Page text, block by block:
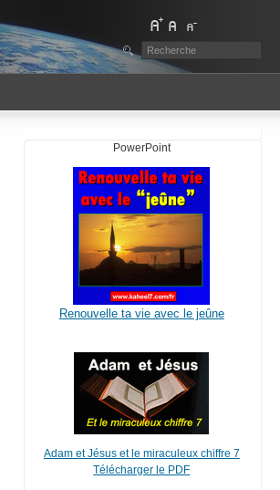
PowerPoint
Renouvelle ta vie avec le jeûne
Adam et Jésus et le miraculeux chiffre 7
Télécharger le PDF